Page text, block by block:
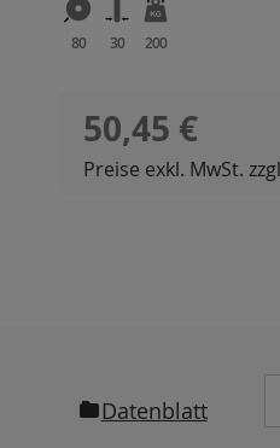
80 30 200
Regulärer Preis:
50,45 €
Preise exkl. MwSt.
Datenblatt